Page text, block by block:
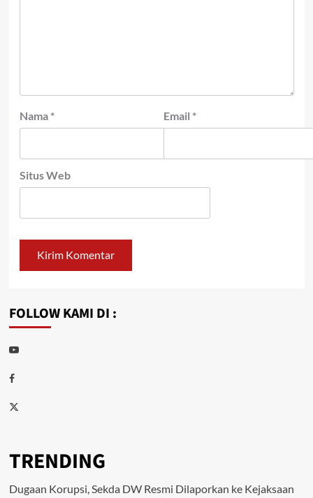
Nama * Email *
Situs Web
FOLLOW KAMI DI :
Youtube
Facebook
Twitter
TRENDING
Dugaan Korupsi, Sekda DW Resmi Dilaporkan ke Kejaksaan